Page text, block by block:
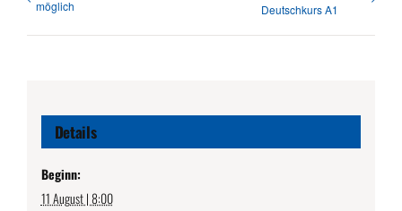
möglich
Deutschkurs A1
Details
Beginn:
11 August | 8:00